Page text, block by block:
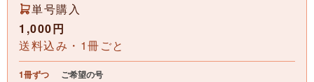
単号購入
1,000円
送料込み・1冊ごと
1冊ずつ ご希望の号